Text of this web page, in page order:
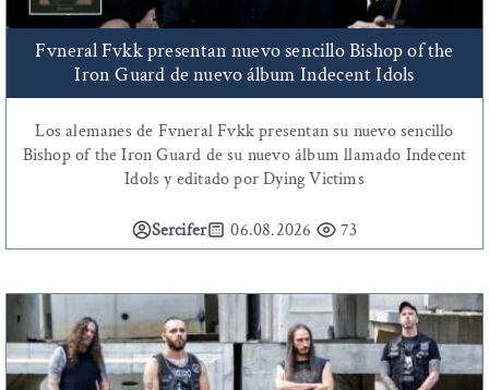
Fvneral Fvkk presentan nuevo sencillo Bishop of the
Iron Guard de nuevo álbum Indecent Idols
Los alemanes de Fvneral Fvkk presentan su nuevo sencillo
Bishop of the Iron Guard de su nuevo álbum llamado Indecent
Idols y editado por Dying Victims
Sercifer 06.08.2026 73